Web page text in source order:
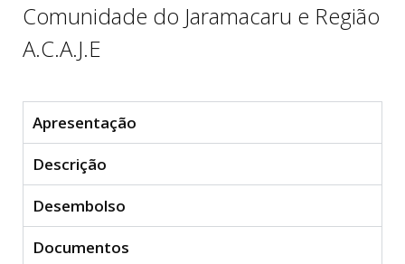
Comunidade do Jaramacaru e Região
A.C.A.J.E
Apresentação
Descrição
Desembolso
Documentos